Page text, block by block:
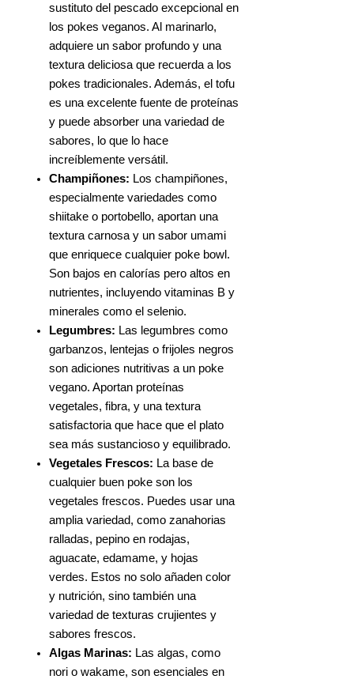
sustituto del pescado excepcional en
los pokes veganos. Al marinarlo,
adquiere un sabor profundo y una
textura deliciosa que recuerda a los
pokes tradicionales. Además, el tofu
es una excelente fuente de proteínas
y puede absorber una variedad de
sabores, lo que lo hace
increíblemente versátil.
Champiñones: Los champiñones,
especialmente variedades como
shiitake o portobello, aportan una
textura carnosa y un sabor umami
que enriquece cualquier poke bowl.
Son bajos en calorías pero altos en
nutrientes, incluyendo vitaminas B y
minerales como el selenio.
Legumbres: Las legumbres como
garbanzos, lentejas o frijoles negros
son adiciones nutritivas a un poke
vegano. Aportan proteínas
vegetales, fibra, y una textura
satisfactoria que hace que el plato
sea más sustancioso y equilibrado.
Vegetales Frescos: La base de
cualquier buen poke son los
vegetales frescos. Puedes usar una
amplia variedad, como zanahorias
ralladas, pepino en rodajas,
aguacate, edamame, y hojas
verdes. Estos no solo añaden color
y nutrición, sino también una
variedad de texturas crujientes y
sabores frescos.
Algas Marinas: Las algas, como
nori o wakame, son esenciales en